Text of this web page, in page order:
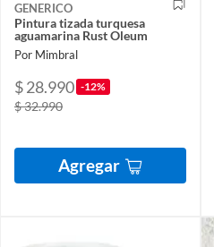
GENERICO
Pintura tizada turquesa
aguamarina Rust Oleum
Por Mimbral
$ 28.990 -12%
$ 32.990
Agregar